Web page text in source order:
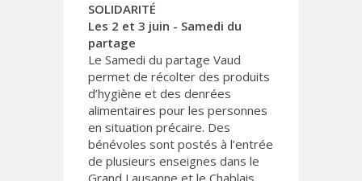
SOLIDARITÉ
Les 2 et 3 juin - Samedi du
partage
Le Samedi du partage Vaud
permet de récolter des produits
d’hygiène et des denrées
alimentaires pour les personnes
en situation précaire. Des
bénévoles sont postés à l’entrée
de plusieurs enseignes dans le